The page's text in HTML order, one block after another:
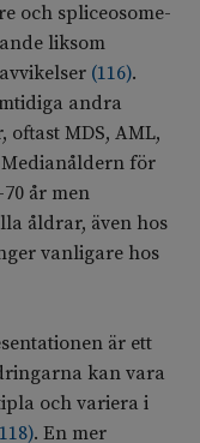
och spliceosome-
liksom
(116).
andra
oftast MDS, AML,
för
år men
åldrar, även hos
vanligare hos
är ett
kan vara
och variera i
). En mer